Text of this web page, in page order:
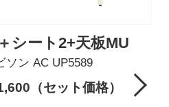
シート2+天板MU
ソン AC UP5589
（セット価格） Next